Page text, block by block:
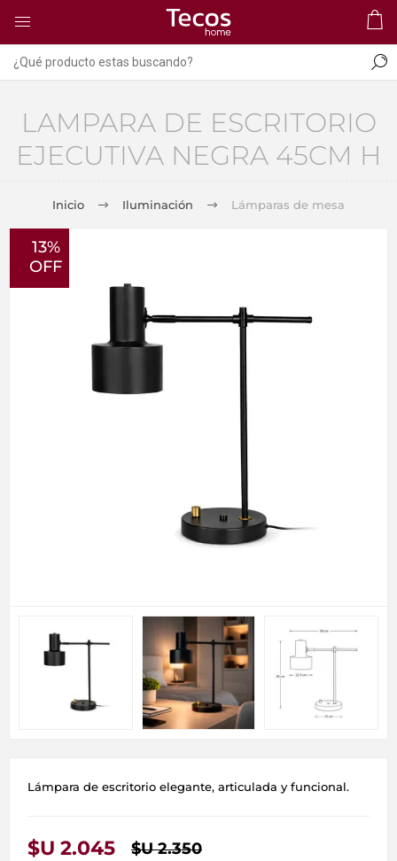
LAMPARA DE ESCRITORIO
EJECUTIVA NEGRA 45CM H
Inicio Iluminación Lámparas de mesa
13%
OFF
Lámpara de escritorio elegante, articulada y funcional.
$U 2.045 $U 2.350